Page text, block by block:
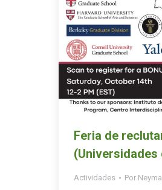
Feria de
(Universidades
Actividades Por